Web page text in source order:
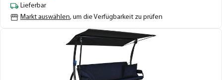
Lieferbar
Markt auswählen, um die Verfügbarkeit zu prüfen